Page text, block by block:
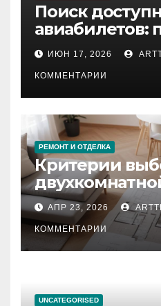
Поиск
авиабилетов:
ИЮН 17, 2026
КОММЕНТАРИИ
РЕМОНТ И ОТДЕЛКА
Критерии
планировка,
состояние и
АПР 23, 2026
КОММЕНТАРИИ
UNCATEGORISED